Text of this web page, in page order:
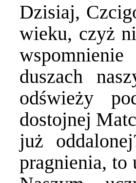
Dzisiaj,
wieku, czyż
duszach
odświeży
dostojnej
już
pragnienia, to